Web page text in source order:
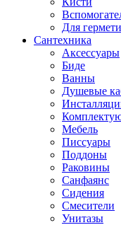
Для
Сантехника
Аксессуары
Биде
Ванны
Душевые
Мебель
Писсуары
Поддоны
Раковины
Санфаянс
Сидения
Смесители
Унитазы